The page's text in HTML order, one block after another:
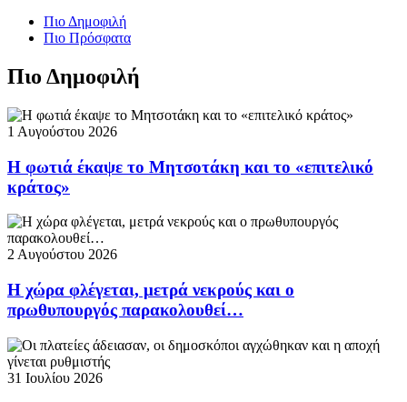
Πιο Δημοφιλή
Πιο Πρόσφατα
Πιο Δημοφιλή
1 Αυγούστου 2026
Η φωτιά έκαψε το Μητσοτάκη και το «επιτελικό
κράτος»
2 Αυγούστου 2026
Η χώρα φλέγεται, μετρά νεκρούς και ο
πρωθυπουργός παρακολουθεί…
31 Ιουλίου 2026